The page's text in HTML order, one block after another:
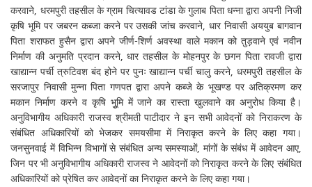
करवाने, धरमपुरी तहसील के ग्राम चित्यावड टांडा के गुलाब पिता धन्ना द्वारा अपनी निजी
कृषि भूमि पर जबरन कब्जा करने पर उसकी जांच करवाने, धार निवासी अययुब बागवान
पिता शराफत हुसैन द्वारा अपने जीर्ण-शिर्ण अवस्था वाले मकान को तुड़वाने एवं नवीन
निर्माण की अनुमति प्रदान करने, धार तहसील के मोहनपुर के छगन पिता रावजी द्वारा
खाद्यान्न पर्ची त्रुटिवश बंद होने पर पुनः खाद्यान्न पर्ची चालु करने, धरमपुरी तहसील के
सरजापुर निवासी मुन्ना पिता गणपत द्वारा अपने कब्जे के भूखण्ड पर अतिक्रमण कर
मकान निर्माण करने व कृषि भुूमि में जाने का रास्ता खुलवाने का अनुरोध किया है।
अनुविभागीय अधिकारी राजस्व श्रीमती पाटीदार ने इन सभी आवेदनों को निराकरण के
संबंधित अधिकारियों को भेजकर समयसीमा में निराकृत करने के लिए कहा गया।
जनसुनवाई में विभिन्न विभागों से संबंधित अन्य समस्याओं, मांगों के संबंध में आवेदन आए,
जिन पर भी अनुविभागीय अधिकारी राजस्व ने आवेदनों को निराकृत करने के लिए संबंधित
अधिकारियों को प्रेषित कर आवेदनों का निराकृत करने के लिए कहा गया।